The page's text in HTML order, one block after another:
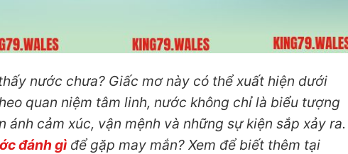
nước chưa? Giấc mơ này có thể xuất hiện dưới
quan niệm tâm linh, nước không chỉ là biểu tượng
ánh cảm xúc, vận mệnh và những sự kiện sắp xảy ra.
đánh gì để gặp may mắn? Xem để biết thêm tại